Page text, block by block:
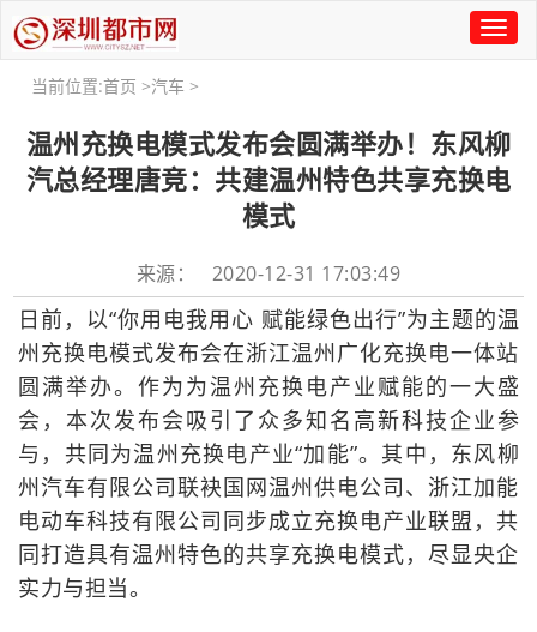
Toggle
当前位置:首页 >汽车 >
温州充换电模式发布会圆满举办！东风柳
汽总经理唐竞：共建温州特色共享充换电
模式
来源： 2020-12-31 17:03:49
日前，以“你用电我用心 赋能绿色出行”为主题的温
州充换电模式发布会在浙江温州广化充换电一体站
圆满举办。作为为温州充换电产业赋能的一大盛
会，本次发布会吸引了众多知名高新科技企业参
与，共同为温州充换电产业“加能”。其中，东风柳
州汽车有限公司联袂国网温州供电公司、浙江加能
电动车科技有限公司同步成立充换电产业联盟，共
同打造具有温州特色的共享充换电模式，尽显央企
实力与担当。